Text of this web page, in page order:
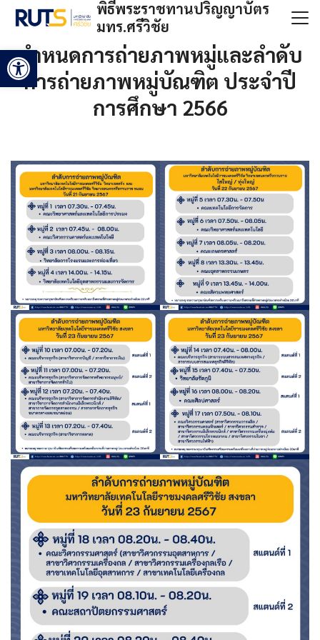
Open toolbar
Skip
content
พิธีพระราชทานปริญญาบัตร
มทร.ศรีวิชัย
Search
for:กำหนดการถ่ายภาพหมู่และลำดับ
การถ่ายภาพหมู่บัณฑิต ประจำปี
การศึกษา 2566